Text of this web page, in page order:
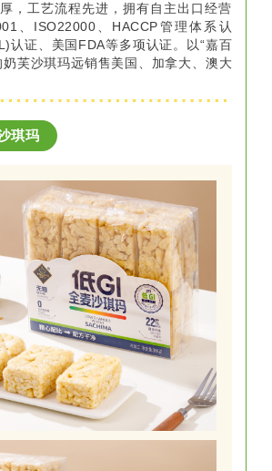
，工艺流程先进，拥有自主出口经营
、ISO22000、HACCP管理体系认
认证、美国FDA等多项认证。以“嘉百
奶芙沙琪玛远销售美国、加拿大、澳大
琪玛